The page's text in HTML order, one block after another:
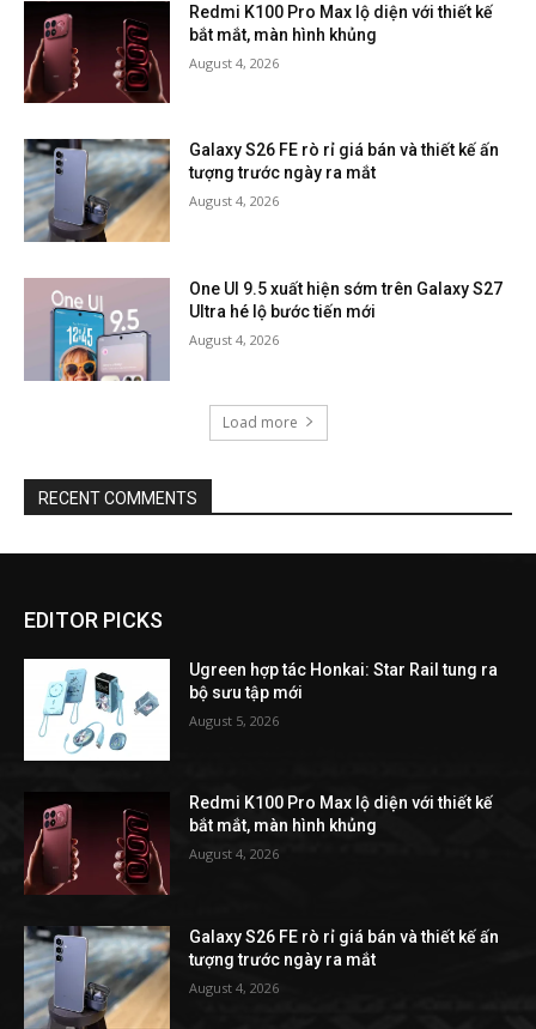
Redmi K100 Pro Max lộ diện với thiết kế
bắt mắt, màn hình khủng
August 4, 2026
Galaxy S26 FE rò rỉ giá bán và thiết kế ấn
tượng trước ngày ra mắt
August 4, 2026
One UI 9.5 xuất hiện sớm trên Galaxy S27
Ultra hé lộ bước tiến mới
August 4, 2026
Load more
RECENT COMMENTS
EDITOR PICKS
Ugreen hợp tác Honkai: Star Rail tung ra
bộ sưu tập mới
August 5, 2026
Redmi K100 Pro Max lộ diện với thiết kế
bắt mắt, màn hình khủng
August 4, 2026
Galaxy S26 FE rò rỉ giá bán và thiết kế ấn
tượng trước ngày ra mắt
August 4, 2026